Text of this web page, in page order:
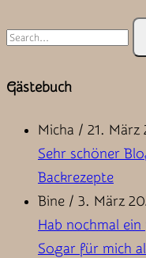
Search
for:
Gästebuch
Micha / 21. März
Sehr schöner
Backrezepte
Bine / 3. März
Hab nochmal
Sogar für mich